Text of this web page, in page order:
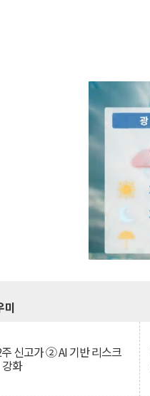
미
신고가 ② AI 기반 리스크
화